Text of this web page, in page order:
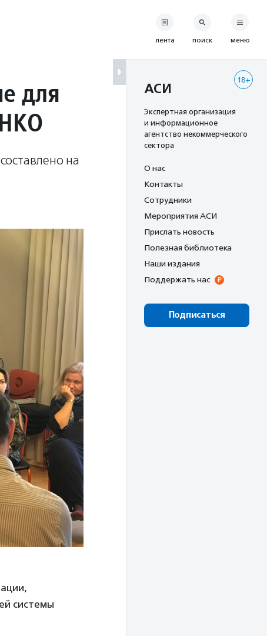
для
на
системы
лента поиск меню
18+
АСИ
Экспертная организация
и информационное
агентство некоммерческого
сектора
О нас
Контакты
Сотрудники
Мероприятия АСИ
Прислать новость
Полезная библиотека
Наши издания
Поддержать нас
Подписаться